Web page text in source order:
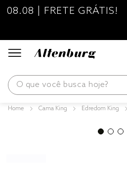
08.08 | FRETE GRÁTIS!
O que você busca hoje?
Cama King Edredom King